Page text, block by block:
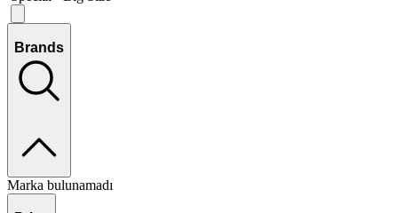
Brands
Marka bulunamadı